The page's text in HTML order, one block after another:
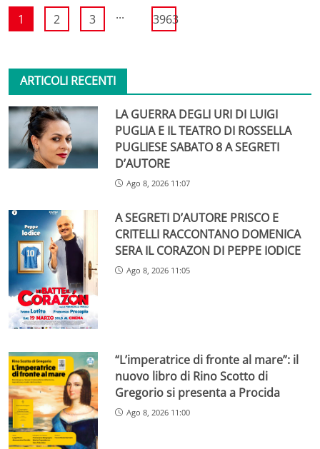
1 2 3 ... 3963
ARTICOLI RECENTI
LA GUERRA DEGLI URI DI LUIGI
PUGLIA E IL TEATRO DI ROSSELLA
PUGLIESE SABATO 8 A SEGRETI
D’AUTORE
Ago 8, 2026 11:07
A SEGRETI D’AUTORE PRISCO E
CRITELLI RACCONTANO DOMENICA
SERA IL CORAZON DI PEPPE IODICE
Ago 8, 2026 11:05
“L’imperatrice di fronte al mare”: il
nuovo libro di Rino Scotto di
Gregorio si presenta a Procida
Ago 8, 2026 11:00